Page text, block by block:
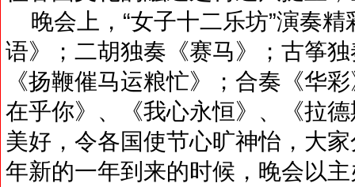
晚会上，“女子十二乐坊”演奏
语》；二胡独奏《赛马》；古筝
《扬鞭催马运粮忙》；合奏《华
在乎你》、《我心永恒》、《拉
美好，令各国使节心旷神怡，大
年新的一年到来的时候，晚会以